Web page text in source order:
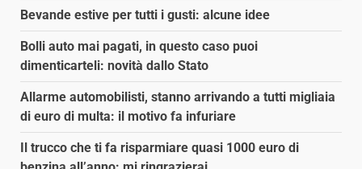
Bevande estive per tutti i gusti: alcune idee
Bolli auto mai pagati, in questo caso puoi
dimenticarteli: novità dallo Stato
Allarme automobilisti, stanno arrivando a tutti migliaia
di euro di multa: il motivo fa infuriare
Il trucco che ti fa risparmiare quasi 1000 euro di